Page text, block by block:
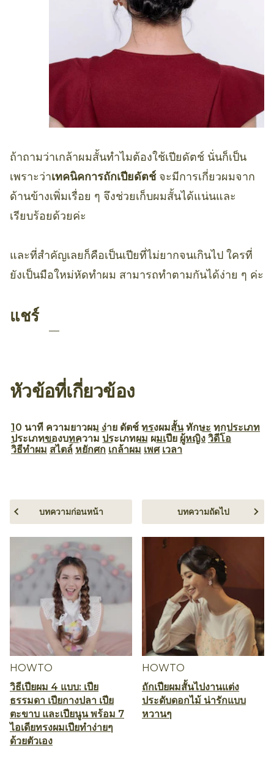
ถ้าถามว่าเกล้าผมสั้นทำไมต้องใช้เปียดัตช์ นั่นก็เป็น
เพราะว่าเทคนิคการถักเปียดัตช์จะมีการเกี่ยวผมจาก
ด้านข้างเพิ่มเรื่อย ๆ จึงช่วยเก็บผมสั้นได้แน่นและ
เรียบร้อยด้วยค่ะ
และที่สำคัญเลยก็คือเป็นเปียที่ไม่ยากจนเกินไป ใครที่
ยังเป็นมือใหม่หัดทำผม สามารถทำตามกันได้ง่าย ๆ ค่ะ
แชร์
หัวข้อที่เกี่ยวข้อง
10 นาที ความยาวผม ง่าย ดัตช์ ทรงผมสั้น ทักษะ ทุกประเภท
ประเภทของบทความ ประเภทผม ผมเปีย ผู้หญิง วิดีโอ
วิธีทำผม สไตล์ หยักศก เกล้าผม เพศ เวลา
HOWTO
วิธีเปียผม 4 แบบ: เปีย
ธรรมดา เปียกางปลา เปีย
ตะขาบ และเปียนูน พร้อม 7
ไอเดียทรงผมเปียทำง่ายๆ
ด้วยตัวเอง
บทความก่อนหน้า
HOWTO
ถักเปียผมสั้นไปงานแต่ง
ประดับดอกไม้ น่ารักแบบ
หวานๆ
บทความถัดไป